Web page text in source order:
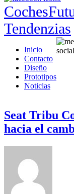
Tendenzias
Inicio
Contacto
Diseño
Prototipos
Noticias
Seat Tribu
hacia el